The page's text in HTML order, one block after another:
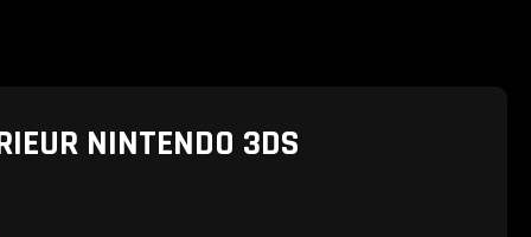
NINTENDO 3DS